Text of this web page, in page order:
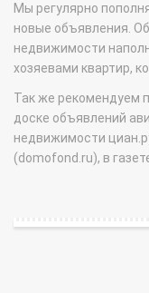
Мы регулярно
новые объявления.
недвижимости
хозяевами квартир,
Так же рекомендуем
доске объявлений
недвижимости
(domofond.ru), в